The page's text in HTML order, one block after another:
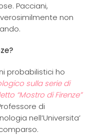
Pacciani,
non
probabilistici ho
sulla serie di
“Mostro di Firenze”
di
nell’Universita’